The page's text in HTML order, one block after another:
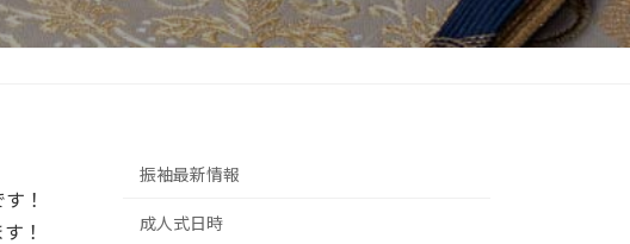
！
！
振袖最新情報
成人式日時